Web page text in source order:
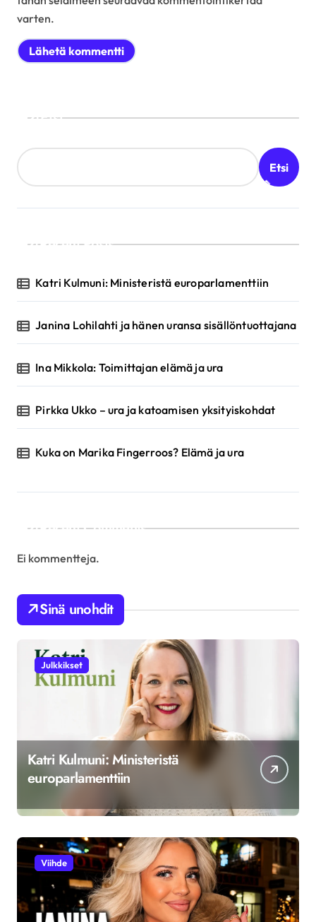
varten.
Etsi
Etsi
Recent Posts
Katri Kulmuni: Ministeristä europarlamenttiin
Janina Lohilahti ja hänen uransa sisällöntuottajana
Ina Mikkola: Toimittajan elämä ja ura
Pirkka Ukko – ura ja katoamisen yksityiskohdat
Kuka on Marika Fingerroos? Elämä ja ura
Recent Comments
Ei kommentteja.
Sinä unohdit
Julkkikset
Katri Kulmuni: Ministeristä
europarlamenttiin
Viihde